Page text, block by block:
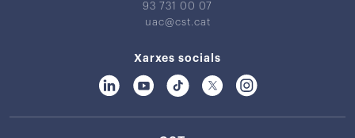
93 731 00 07
uac@cst.cat
Xarxes socials